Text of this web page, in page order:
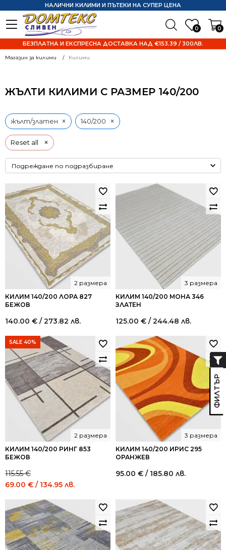
0 0
НАЛИЧНИ КИЛИМИ И ПЪТЕКИ НА СУПЕР ЦЕНА
БЕЗПЛАТНА И ЕКСПРЕСНА ДОСТАВКА НАД €153.39 / 300ЛВ.
Магазин за килими Килими
ЖЪЛТИ КИЛИМИ С РАЗМЕР 140/200
Reset all ×
жълт/златен × 140/200 ×
КИЛИМ 140/200 ЛОРА 827
БЕЖОВ
2 размера
140.00 € / 273.82 лв.
КИЛИМ 140/200 МОНА 346
ЗЛАТЕН
3 размера
125.00 € / 244.48 лв.
SALE 40%
КИЛИМ 140/200 РИНГ 853
БЕЖОВ
2 размера
115.55€
Original
was:
115.55 €
/
226.00
лв..
69.00 € / 134.95 лв.
69.00 €
/
134.95
лв..
КИЛИМ 140/200 ИРИС 295
ОРАНЖЕВ
3 размера
95.00 € / 185.80 лв.